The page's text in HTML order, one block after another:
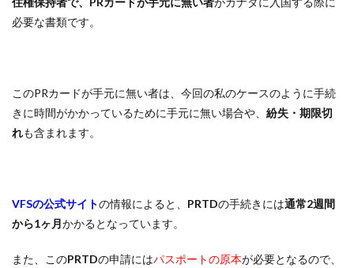
必要な書類です。
このPRカードが手元に無い者は、今回の私のケースのように手続
きに時間がかかっているために手元に無い場合や、 紛失・期限切
れも含まれます。
VFSの公式サイトの情報によると、 PRTDの手続きには通常2週間
から1ヶ月かかるとなっています。
また、このPRTDの申請にはパスポートの原本が必要となるので、